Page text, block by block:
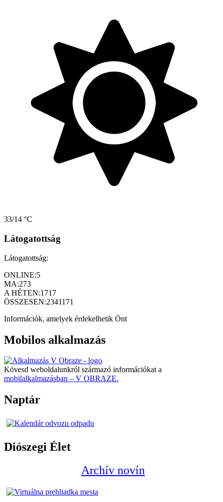
33/14 °C
Látogatottság
Látogatottság:
ONLINE:5
MA:273
A HÉTEN:1717
ÖSSZESEN:2341171
Információk, amelyek érdekelhetik Önt
Mobilos alkalmazás
Kövesd weboldalunkról származó információkat a
mobilalkalmazásban – V OBRAZE.
Naptár
Diószegi Élet
Archív novín